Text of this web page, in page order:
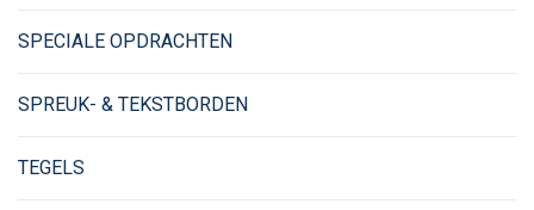
SPECIALE OPDRACHTEN
SPREUK- & TEKSTBORDEN
TEGELS